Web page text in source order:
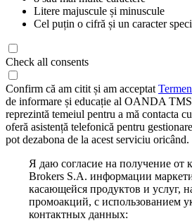
Litere majuscule și minuscule
Cel puțin o cifră și un caracter
Check all consents
Confirm că am citit și am acceptat
de informare și educație al OANDA
reprezintă temeiul pentru a mă contacta
oferă asistență telefonică pentru
pot dezabona de la acest serviciu oricând.
Я даю согласие на получение
Brokers S.A. информации
касающейся продуктов и услуг,
промоакций, с использованием
контактных данных: